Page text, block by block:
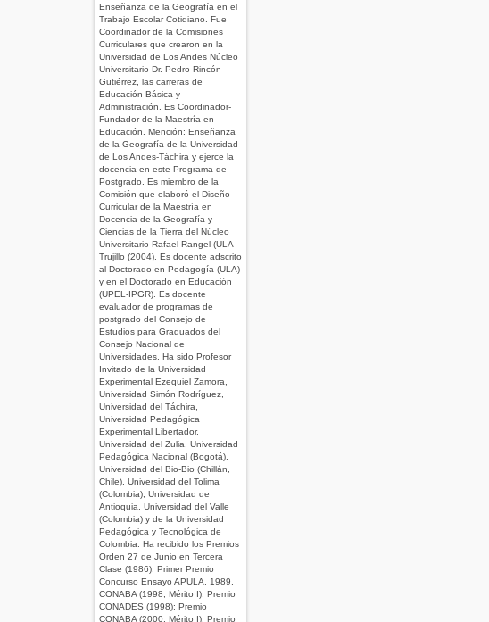
Enseñanza de la Geografía en el
Trabajo Escolar Cotidiano. Fue
Coordinador de la Comisiones
Curriculares que crearon en la
Universidad de Los Andes Núcleo
Universitario Dr. Pedro Rincón
Gutiérrez, las carreras de
Educación Básica y
Administración. Es Coordinador-
Fundador de la Maestría en
Educación. Mención: Enseñanza
de la Geografía de la Universidad
de Los Andes-Táchira y ejerce la
docencia en este Programa de
Postgrado. Es miembro de la
Comisión que elaboró el Diseño
Curricular de la Maestría en
Docencia de la Geografía y
Ciencias de la Tierra del Núcleo
Universitario Rafael Rangel (ULA-
Trujillo (2004). Es docente adscrito
al Doctorado en Pedagogía (ULA)
y en el Doctorado en Educación
(UPEL-IPGR). Es docente
evaluador de programas de
postgrado del Consejo de
Estudios para Graduados del
Consejo Nacional de
Universidades. Ha sido Profesor
Invitado de la Universidad
Experimental Ezequiel Zamora,
Universidad Simón Rodríguez,
Universidad del Táchira,
Universidad Pedagógica
Experimental Libertador,
Universidad del Zulia, Universidad
Pedagógica Nacional (Bogotá),
Universidad del Bio-Bio (Chillán,
Chile), Universidad del Tolima
(Colombia), Universidad de
Antioquia, Universidad del Valle
(Colombia) y de la Universidad
Pedagógica y Tecnológica de
Colombia. Ha recibido los Premios
Orden 27 de Junio en Tercera
Clase (1986); Primer Premio
Concurso Ensayo APULA, 1989,
CONABA (1998, Mérito I), Premio
CONADES (1998); Premio
CONABA (2000, Mérito I), Premio